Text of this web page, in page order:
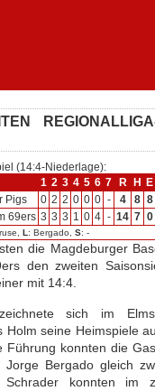
(14:4-Niederlage):
1 2 3 4 5 6 7 R H
E
Pigs
0 2 2 0 0 0 - 4 8 8
69ers 3 3 3 1 0 4 - 14 7 0
L : Bergado, S: -
die Magdeburger
den zweiten
mit 14:4.
sich im
Holm seine Heimspiele
Führung konnten die
Jorge Bergado gleich
konnten im